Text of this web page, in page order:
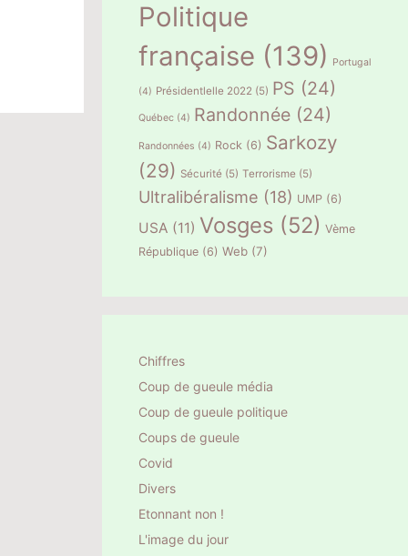
Politique
française (139) Portugal
(4) Présidentlelle 2022 (5) PS (24)
Québec (4) Randonnée (24)
Randonnées (4) Rock (6) Sarkozy
(29) Sécurité (5) Terrorisme (5)
Ultralibéralisme (18) UMP (6)
USA (11) Vosges (52) Vème
République (6) Web (7)
Chiffres
Coup de gueule média
Coup de gueule politique
Coups de gueule
Covid
Divers
Etonnant non !
L'image du jour